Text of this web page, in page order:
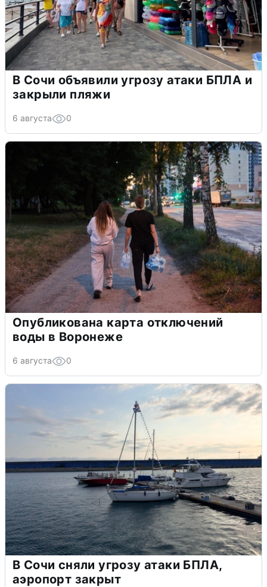
В Сочи объявили угрозу атаки БПЛА и
закрыли пляжи
6 августа 0
Опубликована карта отключений
воды в Воронеже
6 августа 0
В Сочи сняли угрозу атаки БПЛА,
аэропорт закрыт